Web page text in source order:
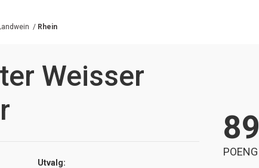
/ Rhein
Weisser
Utvalg:
89
POENG